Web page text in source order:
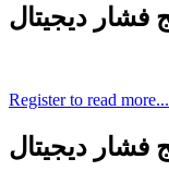
Register to read more...